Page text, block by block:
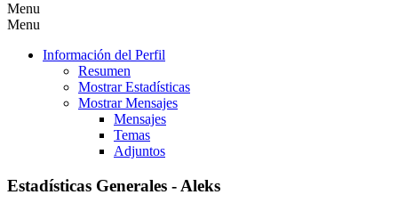
Menu
Menu
Información del Perfil
Resumen
Mostrar Estadísticas
Mostrar Mensajes
Mensajes
Temas
Adjuntos
Estadísticas Generales - Aleks